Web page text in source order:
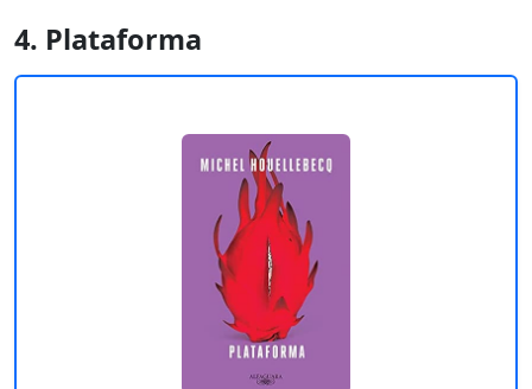
4. Plataforma